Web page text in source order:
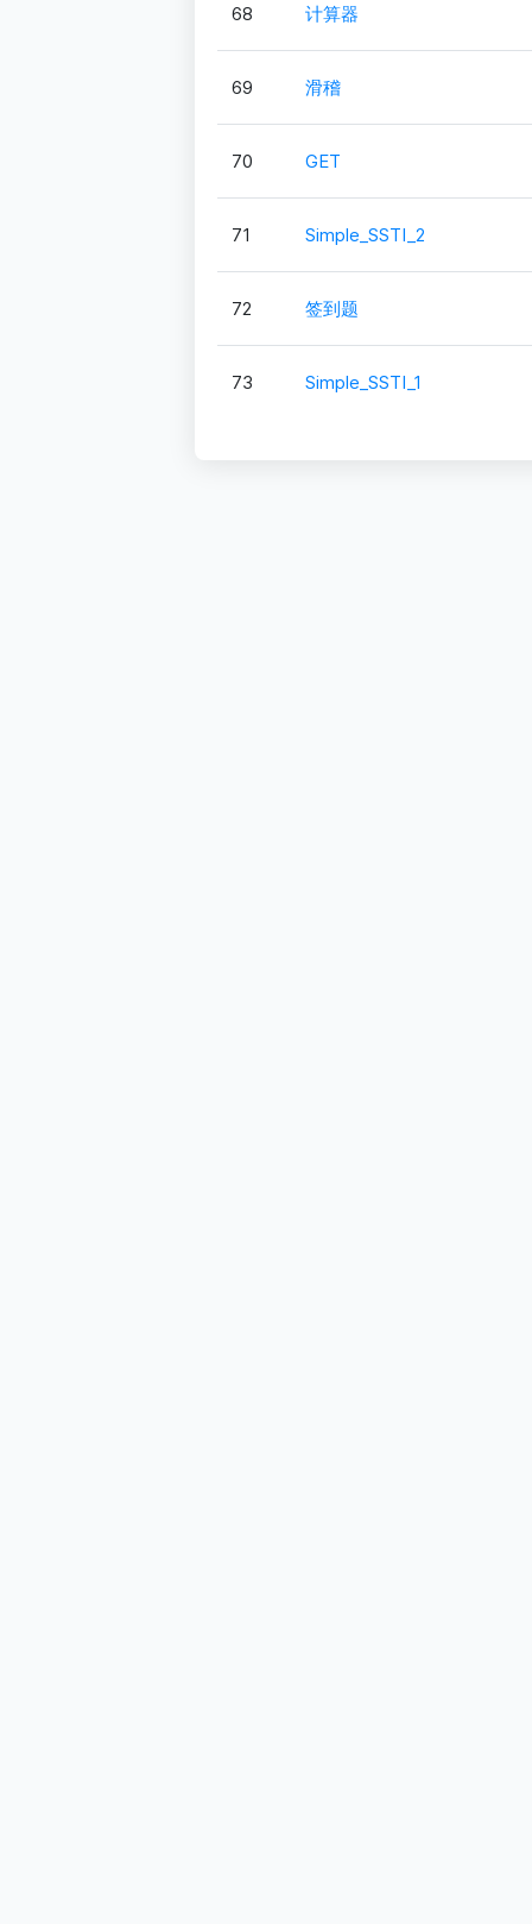
68 计算器
69 滑稽
70 GET
71 Simple_SSTI_2
72 签到题
73 Simple_SSTI_1